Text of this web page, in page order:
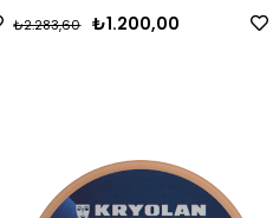
Fondöten
₺1.200,00
₺2.283,60